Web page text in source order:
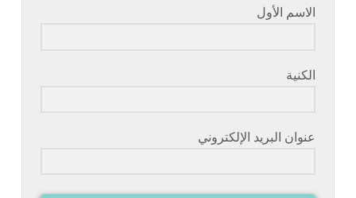
الاسم الأول
الكنية
عنوان البريد الإلكتروني